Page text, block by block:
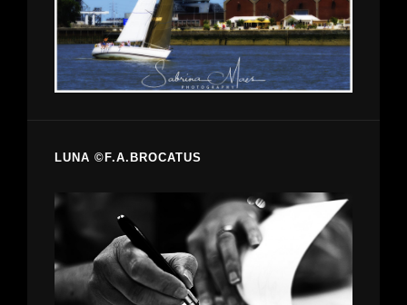
LUNA ©F.A.BROCATUS